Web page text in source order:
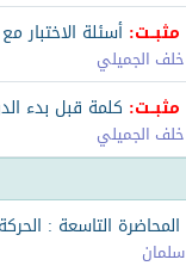
مثبــت: أسئلة الاختبار
خلف الجميلي
مثبــت: كلمة قبل بدء
خلف الجميلي
المحاضرة التاسعة :
سلمان